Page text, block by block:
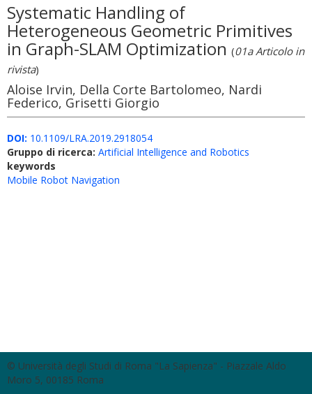
Systematic Handling of
Heterogeneous Geometric Primitives
in Graph-SLAM Optimization (01a Articolo in
rivista)
Aloise Irvin, Della Corte Bartolomeo, Nardi
Federico, Grisetti Giorgio
DOI: 10.1109/LRA.2019.2918054
Gruppo di ricerca: Artificial Intelligence and Robotics
keywords
Mobile Robot Navigation
© Università degli Studi di Roma "La Sapienza" - Piazzale Aldo
Moro 5, 00185 Roma